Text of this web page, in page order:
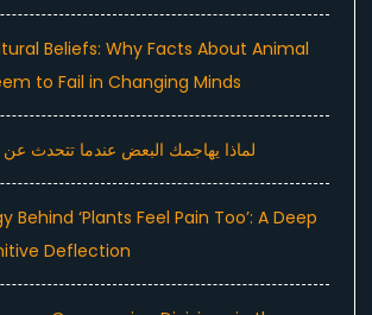
Beliefs: Why Facts About Animal
to Fail in Changing Minds
لماذا يهاجمك البعض عندما تتحدث
Behind ‘Plants Feel Pain Too’: A Deep
Deflection